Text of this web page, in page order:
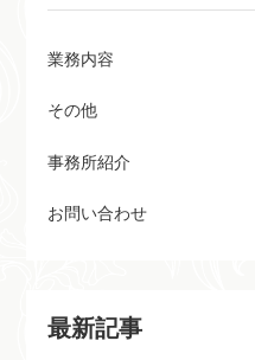
業務内容
その他
事務所紹介
お問い合わせ
最新記事